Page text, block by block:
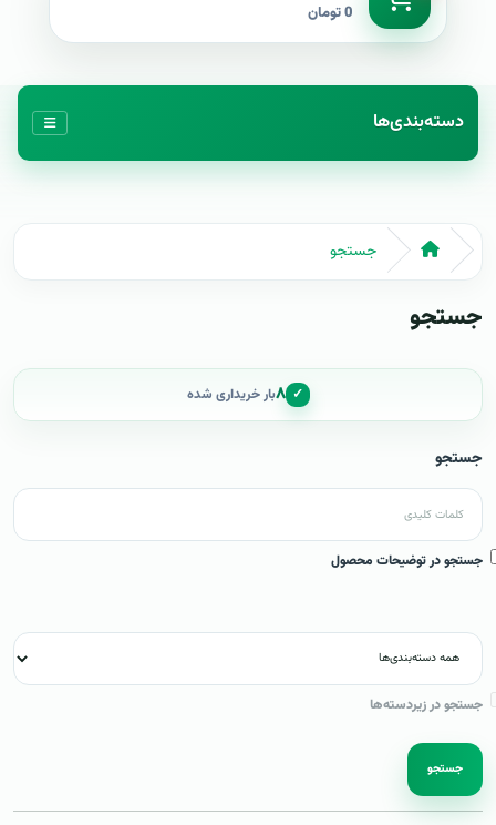
0 تومان
دسته‌بندی‌ها
جستجو
جستجو
✓ ۸بار خریداری شده
جستجو
جستجو در توضیحات محصول
جستجو در زیردسته‌ها
جستجو